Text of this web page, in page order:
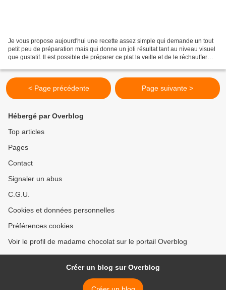
Je vous propose aujourd'hui une recette assez simple qui demande un tout
petit peu de préparation mais qui donne un joli résultat tant au niveau visuel
que gustatif. Il est possible de préparer ce plat la veille et de le réchauffer
< Page précédente Page suivante >
Hébergé par Overblog
Top articles
Pages
Contact
Signaler un abus
C.G.U.
Cookies et données personnelles
Préférences cookies
Voir le profil de madame chocolat sur le portail Overblog
Créer un blog sur Overblog